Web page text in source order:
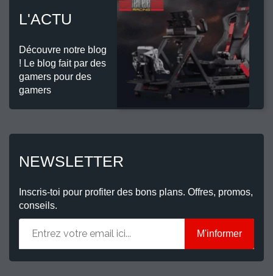
L'ACTU
Découvre notre blog
! Le blog fait par des
gamers pour des
gamers
NEWSLETTER
Inscris-toi pour profiter des bons plans. Offres, promos,
conseils.
M'informer